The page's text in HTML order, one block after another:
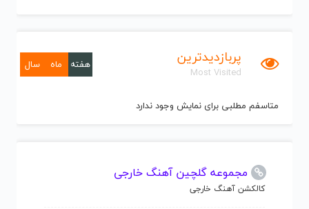
پربازدیدترین
Most Visited
هفته ماه سال
متاسفم مطلبی برای نمایش وجود ندارد
مجموعه گلچین آهنگ خارجی
کالکشن آهنگ خارجی